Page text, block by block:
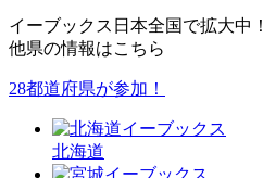
イーブックス日本全国で拡大中！
他県の情報はこちら
28都道府県が参加！
北海道